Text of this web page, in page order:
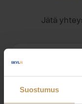
Suostumus
Jätä